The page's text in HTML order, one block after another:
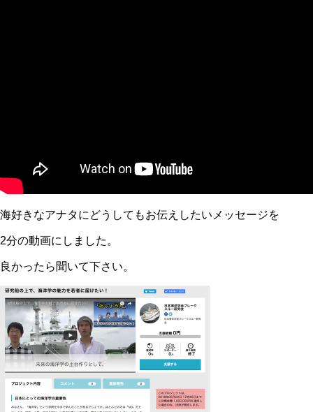
海好きなアナタにどうしてもお伝えしたいメッセージを
2分の動画にしました。
良かったら聞いて下さい。